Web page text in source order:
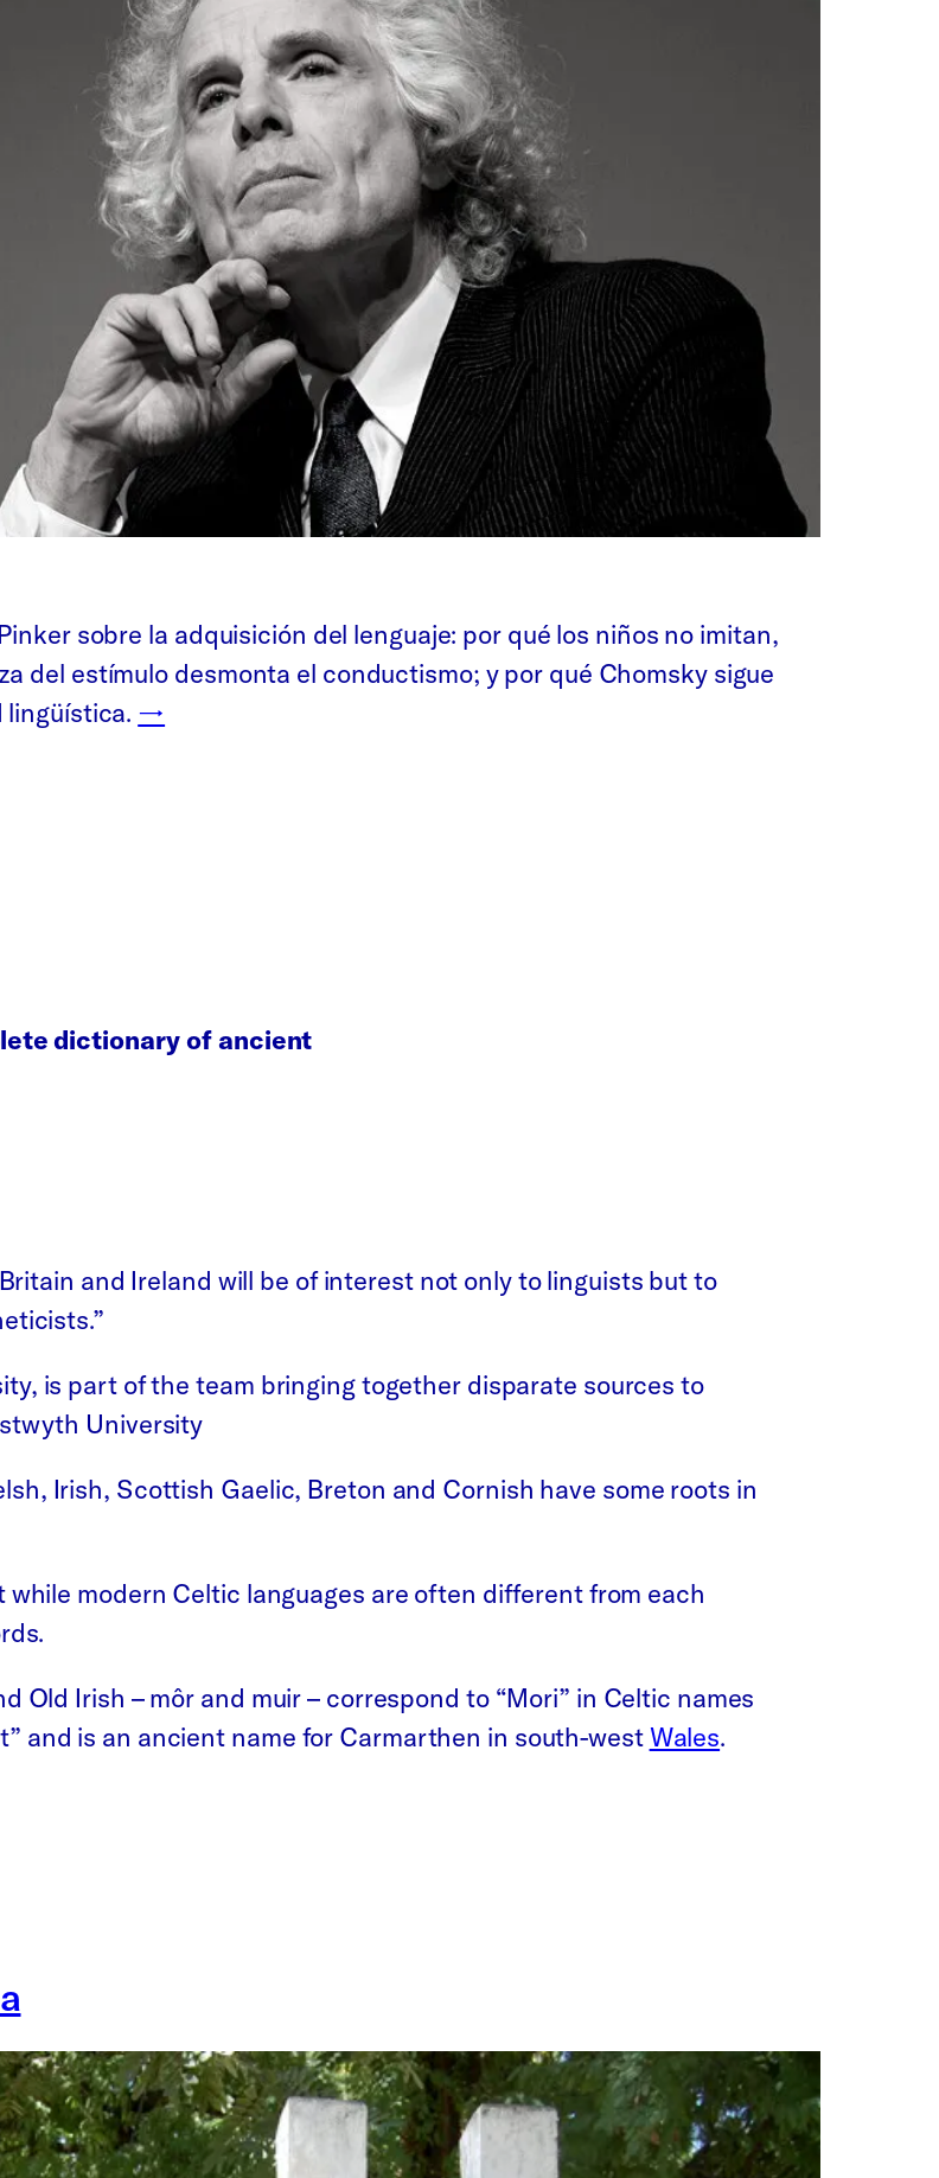
sobre la adquisición del lenguaje: por qué los niños no imitan,
del estímulo desmonta el conductismo; y por qué Chomsky sigue
→
dictionary of ancient
and Ireland will be of interest not only to linguists but to
is part of the team bringing together disparate sources to
University
Irish, Scottish Gaelic, Breton and Cornish have some roots in
modern Celtic languages are often different from each
Old Irish – môr and muir – correspond to “Mori” in Celtic names
and is an ancient name for Carmarthen in south-westWales.